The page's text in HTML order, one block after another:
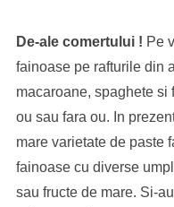
De-ale comertului ! Pe
fainoase pe rafturile din
macaroane, spaghete si
ou sau fara ou. In
mare varietate de paste
fainoase cu diverse
sau fructe de mare. Si-